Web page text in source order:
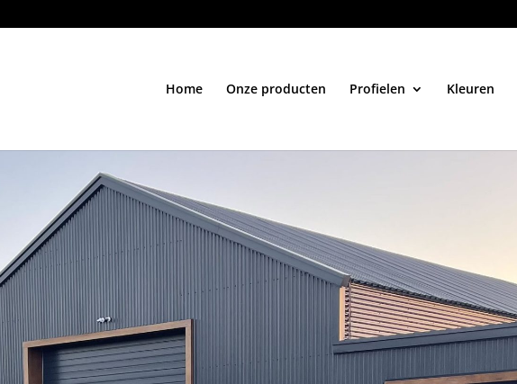
Home Onze producten Profielen Kleuren